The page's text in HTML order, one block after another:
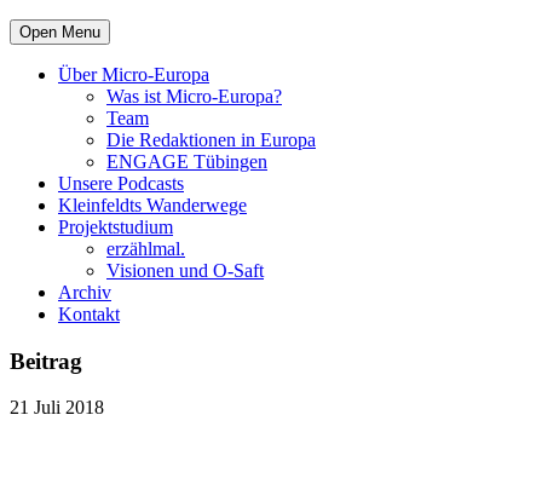
Open Menu
Über Micro-Europa
Was ist Micro-Europa?
Team
Die Redaktionen in Europa
ENGAGE Tübingen
Unsere Podcasts
Kleinfeldts Wanderwege
Projektstudium
erzählmal.
Visionen und O-Saft
Archiv
Kontakt
Beitrag
21 Juli 2018